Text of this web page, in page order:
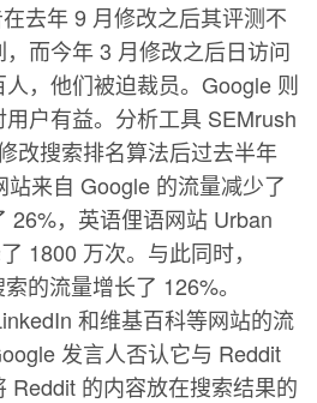
去年 9 月修改之后其评测不
而今年 3 月修改之后日访问
，他们被迫裁员。Google 则
户有益。分析工具 SEMrush
改搜索排名算法后过去半年
站来自 Google 的流量减少了
26%，英语俚语网站 Urban
1800 万次。与此同时，
的流量增长了 126%。
和维基百科等网站的流
发言人否认它与 Reddit
Reddit 的内容放在搜索结果的